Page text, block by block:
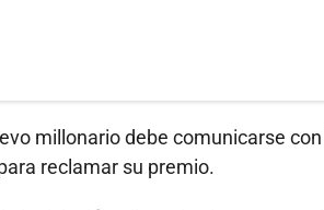
millonario debe comunicarse
reclamar su premio.